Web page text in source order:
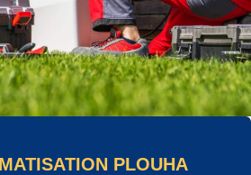
PLOUHA